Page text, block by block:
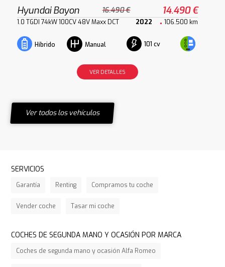
Hyundai Bayon 16.490 € 14.490 €
1.0 TGDI 74kW 100CV 48V Maxx DCT 2022 106.500 km
Híbrido Manual 101 cv
VER DETALLES
Ver todos los vehículos
SERVICIOS
Garantía Renting Compramos tu coche
Vender coche Tasar mi coche
COCHES DE SEGUNDA MANO Y OCASIÓN POR MARCA
Coches de segunda mano y ocasión Alfa Romeo